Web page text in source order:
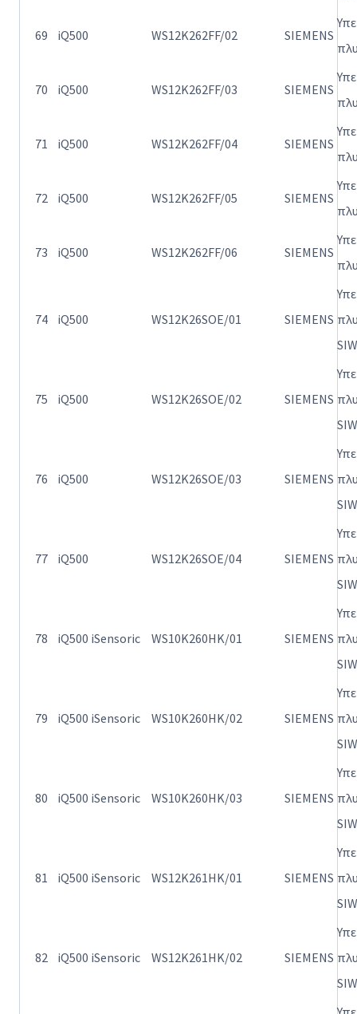
69 iQ500 WS12K262FF/02 SIEMENS
70 iQ500 WS12K262FF/03 SIEMENS
71 iQ500 WS12K262FF/04 SIEMENS
72 iQ500 WS12K262FF/05 SIEMENS
73 iQ500 WS12K262FF/06 SIEMENS
74 iQ500 WS12K26SOE/01 SIEMENS
75 iQ500 WS12K26SOE/02 SIEMENS
76 iQ500 WS12K26SOE/03 SIEMENS
77 iQ500 WS12K26SOE/04 SIEMENS
78 iQ500 iSensoric WS10K260HK/01 SIEMENS
79 iQ500 iSensoric WS10K260HK/02 SIEMENS
80 iQ500 iSensoric WS10K260HK/03 SIEMENS
81 iQ500 iSensoric WS12K261HK/01 SIEMENS
82 iQ500 iSensoric WS12K261HK/02 SIEMENS